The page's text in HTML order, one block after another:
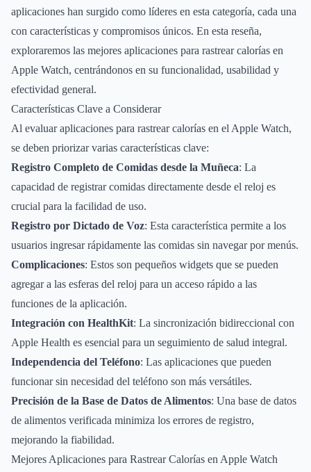
aplicaciones han surgido como líderes en esta categoría, cada una
con características y compromisos únicos. En esta reseña,
exploraremos las mejores aplicaciones para rastrear calorías en
Apple Watch, centrándonos en su funcionalidad, usabilidad y
efectividad general.
Características Clave a Considerar
Al evaluar aplicaciones para rastrear calorías en el Apple Watch,
se deben priorizar varias características clave:
Registro Completo de Comidas desde la Muñeca: La
capacidad de registrar comidas directamente desde el reloj es
crucial para la facilidad de uso.
Registro por Dictado de Voz: Esta característica permite a los
usuarios ingresar rápidamente las comidas sin navegar por menús.
Complicaciones: Estos son pequeños widgets que se pueden
agregar a las esferas del reloj para un acceso rápido a las
funciones de la aplicación.
Integración con HealthKit: La sincronización bidireccional con
Apple Health es esencial para un seguimiento de salud integral.
Independencia del Teléfono: Las aplicaciones que pueden
funcionar sin necesidad del teléfono son más versátiles.
Precisión de la Base de Datos de Alimentos: Una base de datos
de alimentos verificada minimiza los errores de registro,
mejorando la fiabilidad.
Mejores Aplicaciones para Rastrear Calorías en Apple Watch